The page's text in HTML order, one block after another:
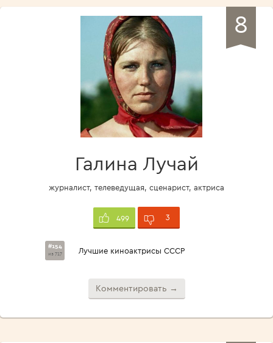
8
Галина Лучай
журналист, телеведущая, сценарист, актриса
499 3
#154
из 717 Лучшие киноактрисы СССР
Комментировать →